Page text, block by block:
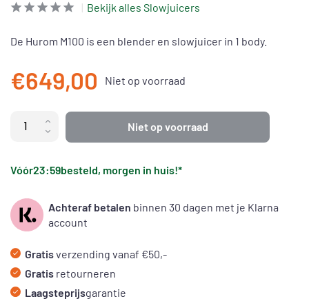
Bekijk alles Slowjuicers
De Hurom M100 is een blender en slowjuicer in 1 body.
€649,00 Niet op voorraad
Niet op voorraad
Vóór23:59besteld, morgen in huis!*
Achteraf betalen binnen 30 dagen met je Klarna
account
Gratisverzending vanaf €50,-
Gratis retourneren
Laagsteprijsgarantie